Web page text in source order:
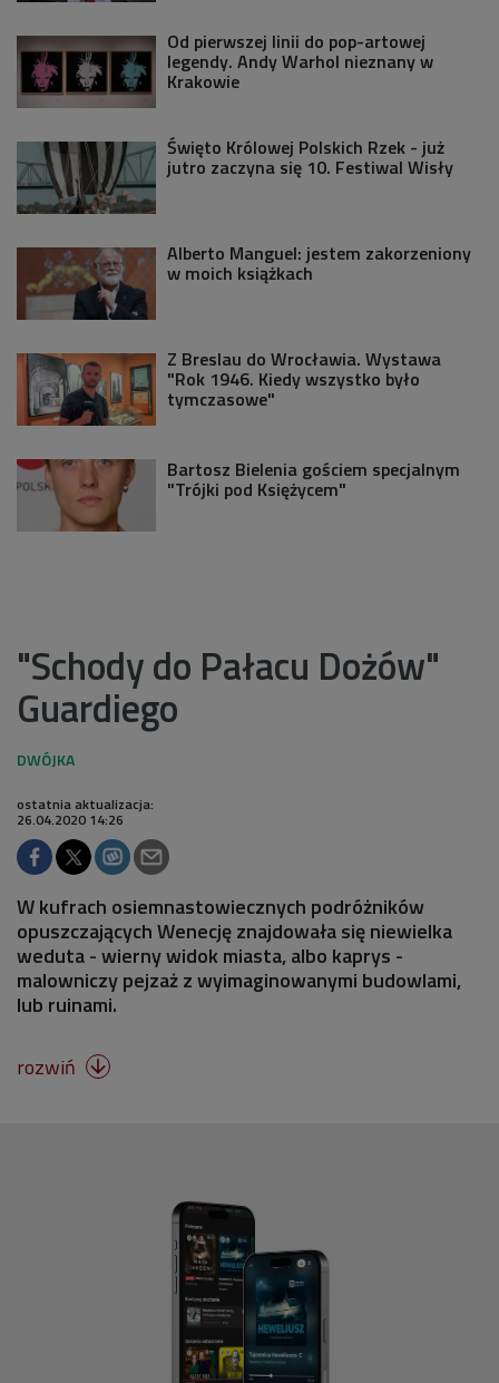
Od pierwszej linii do pop-artowej
legendy. Andy Warhol nieznany w
Krakowie
Święto Królowej Polskich Rzek - już
jutro zaczyna się 10. Festiwal Wisły
Alberto Manguel: jestem zakorzeniony
w moich książkach
Z Breslau do Wrocławia. Wystawa
"Rok 1946. Kiedy wszystko było
tymczasowe"
Bartosz Bielenia gościem specjalnym
"Trójki pod Księżycem"
"Schody do Pałacu Dożów"
Guardiego
ostatnia aktualizacja:
26.04.2020 14:26
W kufrach osiemnastowiecznych podróżników
opuszczających Wenecję znajdowała się niewielka
weduta - wierny widok miasta, albo kaprys -
malowniczy pejzaż z wyimaginowanymi budowlami,
lub ruinami.
rozwiń 